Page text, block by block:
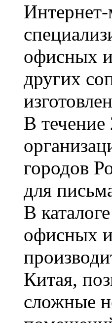
Интернет-
офисных
других
В
городов
для
В
офисных
Китая,
сложные